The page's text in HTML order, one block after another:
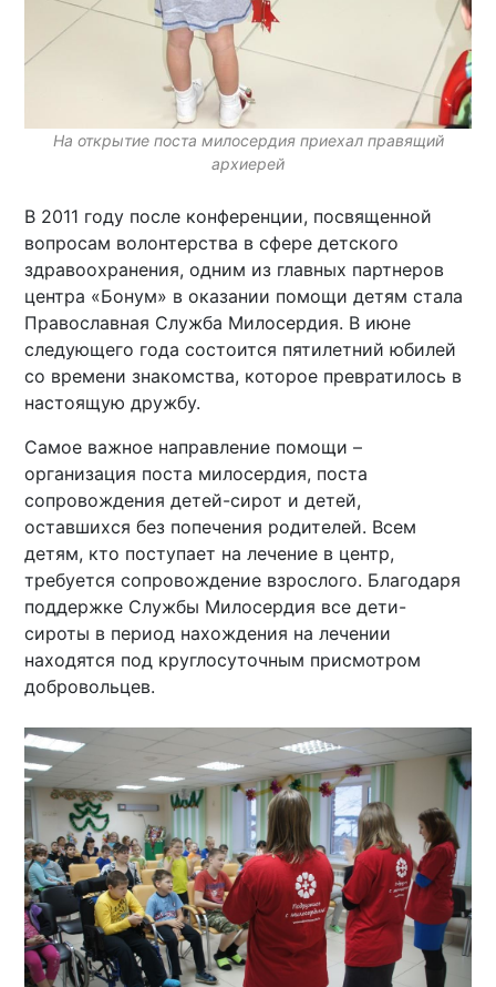
На открытие поста милосердия приехал правящий
архиерей
В 2011 году после конференции, посвященной
вопросам волонтерства в сфере детского
здравоохранения, одним из главных партнеров
центра «Бонум» в оказании помощи детям стала
Православная Служба Милосердия. В июне
следующего года состоится пятилетний юбилей
со времени знакомства, которое превратилось в
настоящую дружбу.
Самое важное направление помощи –
организация поста милосердия, поста
сопровождения детей-сирот и детей,
оставшихся без попечения родителей. Всем
детям, кто поступает на лечение в центр,
требуется сопровождение взрослого. Благодаря
поддержке Службы Милосердия все дети-
сироты в период нахождения на лечении
находятся под круглосуточным присмотром
добровольцев.